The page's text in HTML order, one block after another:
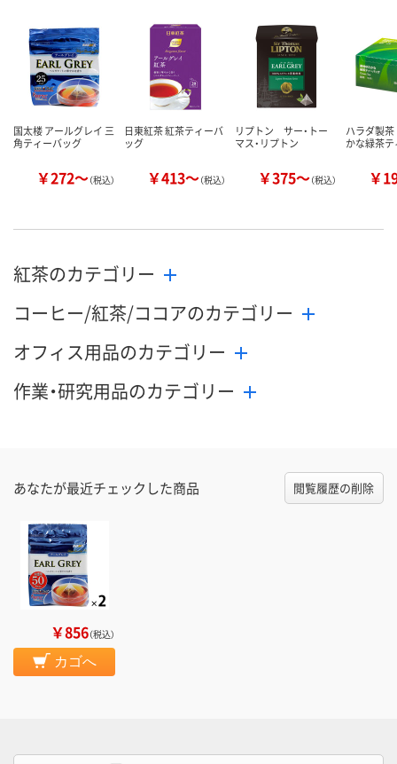
カゴへ カ
国太楼 アールグレイ 三
角ティーバッグ
￥272～（税込）
日東紅茶 紅茶ティーバ
ッグ
￥413～（税込）
リプトン サー・トー
マス・リプトン
￥375～（税込）
ハラダ製
かな緑茶
￥
紅茶のカテゴリー
コーヒー/紅茶/ココアのカテゴリー
オフィス用品のカテゴリー
作業・研究用品のカテゴリー
あなたが最近チェックした商品 閲覧履歴の削除
￥856（税込）
カゴへ